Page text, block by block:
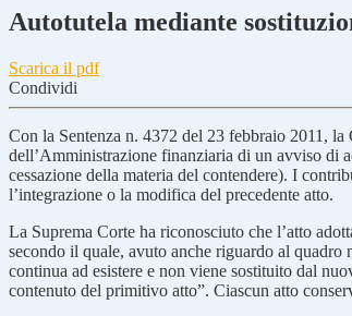
Autotutela mediante
Scarica il pdf
Condividi
Con la Sentenza n. 4372 del 23 febbraio 2011,
dell’Amministrazione finanziaria di un avviso di
cessazione della materia del contendere). I
l’integrazione o la modifica del precedente atto.
La Suprema Corte ha riconosciuto che l’atto
secondo il quale, avuto anche riguardo al quadro
continua ad esistere e non viene sostituito dal
contenuto del primitivo atto”. Ciascun atto